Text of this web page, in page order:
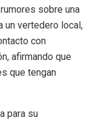
sobre una
un vertedero local,
con
afirmando que
que tengan
para su